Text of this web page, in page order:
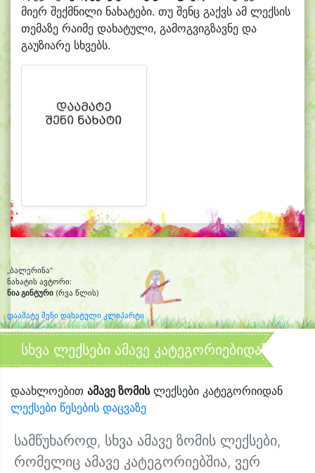
მიერ შექმნილი ნახატები. თუ შენც გაქვს ამ ლექსის
თემაზე რაიმე დახატული, გამოგვიგზავნე და
გაუზიარე სხვებს.
„ბალერინა“
ნახატის ავტორი:
ნია გინტური (რვა წლის)
დაამატე შენი დახატული კლიპარტი
სხვა ლექსები ამავე კატეგორიებიდან
დაახლოებით ამავე ზომისლექსები კატეგორიიდან
ლექსები წესების დაცვაზე
სამწუხაროდ, სხვა ამავე ზომის ლექსები,
რომელიც ამავე კატეგორიებშია, ვერ